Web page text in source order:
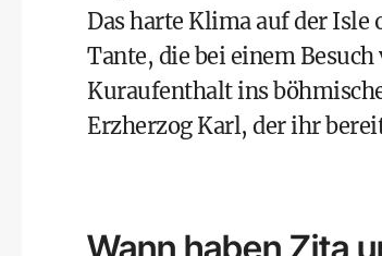
Das harte Klima auf der Isle
Tante, die bei einem
Kuraufenthalt ins
Erzherzog Karl, der ihr